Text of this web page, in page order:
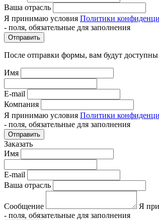
Ваша отрасль
Я принимаю условия Политики
- поля, обязательные для заполнения
Отправить
После отправки формы, вам будут доступны
Имя
E-mail
Компания
Я принимаю условия Политики
- поля, обязательные для заполнения
Отправить
Заказать
Имя
E-mail
Ваша отрасль
Сообщение Я
- поля, обязательные для заполнения